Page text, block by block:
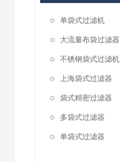
单袋式过滤机
大流量布袋过滤器
不锈钢袋式过滤机
上海袋式过滤器
袋式精密过滤器
多袋式过滤器
单袋式过滤器